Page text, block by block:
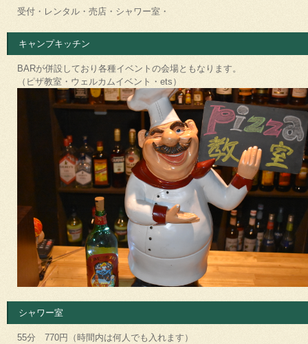
受付・レンタル・売店・シャワー室・
キャンプキッチン
BARが併設しており各種イベントの会場ともなります。
（ピザ教室・ウェルカムイベント・ets）
シャワー室
55分 770円（時間内は何人でも入れます）